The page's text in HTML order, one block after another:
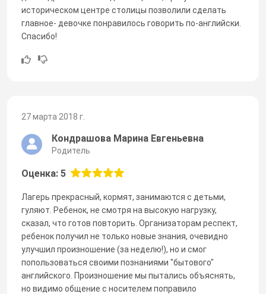
историческом центре столицы позволили сделать
главное- девочке понравилось говорить по-английски.
Спасибо!
27 марта 2018 г.
Кондрашова Марина Евгеньевна
Родитель
Оценка: 5
Лагерь прекрасный, кормят, занимаются с детьми,
гуляют. Ребенок, не смотря на высокую нагрузку,
сказал, что готов повторить. Организаторам респект,
ребенок получил не только новые знания, очевидно
улучшил произношение (за неделю!), но и смог
попользоваться своими познаниями "бытового"
английского. Произношение мы пытались объяснять,
но видимо общение с носителем поправило